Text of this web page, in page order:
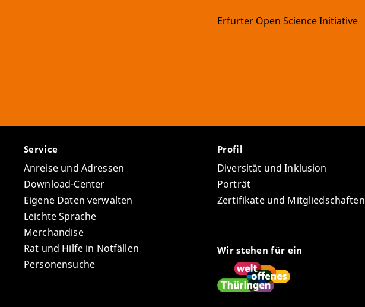
Erfurter Open Science Initiative
Service
Anreise und Adressen
Download-Center
Eigene Daten verwalten
Leichte Sprache
Merchandise
Rat und Hilfe in Notfällen
Personensuche
Profil
Diversität und Inklusion
Porträt
Zertifikate und Mitgliedschaften
Wir stehen für ein